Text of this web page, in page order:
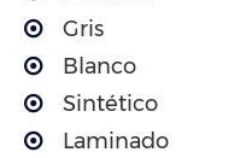
Gris
Blanco
Sintético
Laminado